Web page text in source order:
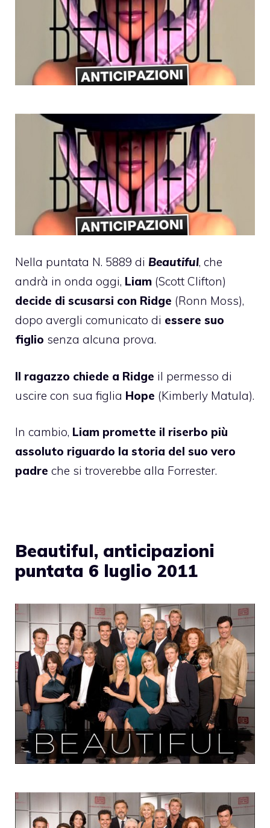
Nella puntata N. 5889 di Beautiful, che
andrà in onda oggi, Liam (Scott Clifton)
decide di scusarsi con Ridge (Ronn Moss),
dopo avergli comunicato di essere suo
figlio senza alcuna prova.
Il ragazzo chiede a Ridge il permesso di
uscire con sua figlia Hope (Kimberly Matula).
In cambio, Liam promette il riserbo più
assoluto riguardo la storia del suo vero
padre che si troverebbe alla Forrester.
Beautiful, anticipazioni
puntata 6 luglio 2011